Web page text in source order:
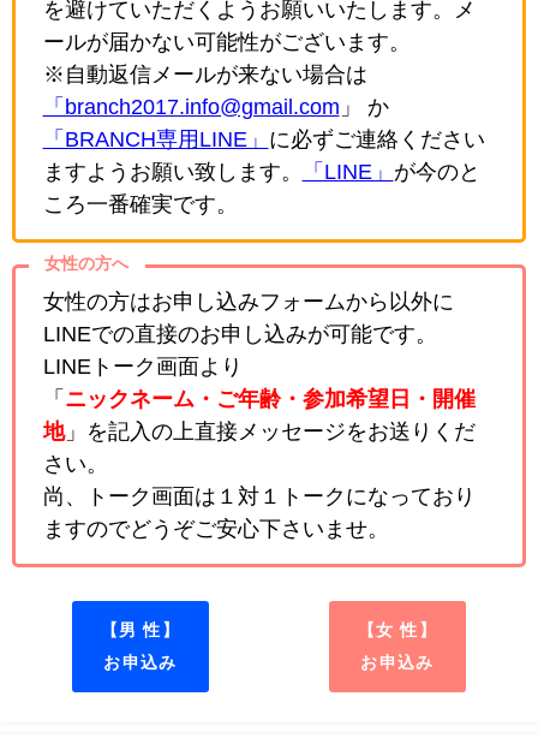
を避けていただくようお願いいたします。メ
ールが届かない可能性がございます。
※自動返信メールが来ない場合は
「branch2017.info@gmail.com 」 か
「BRANCH専用LINE」 に必ずご連絡ください
ますようお願い致します。
「LINE」 が今のと
ころ一番確実です。
女性の方へ
女性の方はお申し込みフォームから以外に
LINEでの直接のお申し込みが可能です。
LINEトーク画面より
「 ニックネーム・ご年齢・参加希望日・開催
地」を記入の上直接メッセージをお送りくだ
さい。
尚、トーク画面は１対１トークになっており
ますのでどうぞご安心下さいませ。
【男 性】
お申込み
【女 性】
お申込み